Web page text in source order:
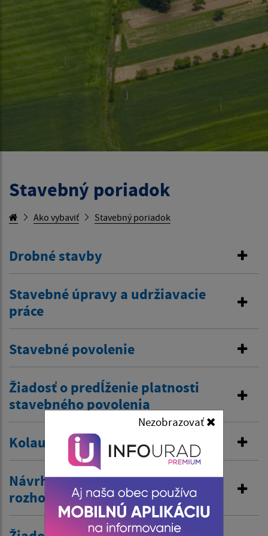
Nezobrazovať
Stavebný poriadok
Ako vybaviť Stavebný poriadok
Drobné stavby
Stavebné úpravy a udržiavacie
práce
Stavebné povolenie
Žiadosť o predĺženie platnosti
stavebného povolenia
Kolaudačné rozhodnutie
Návrh na vydanie územného
rozhodnutia